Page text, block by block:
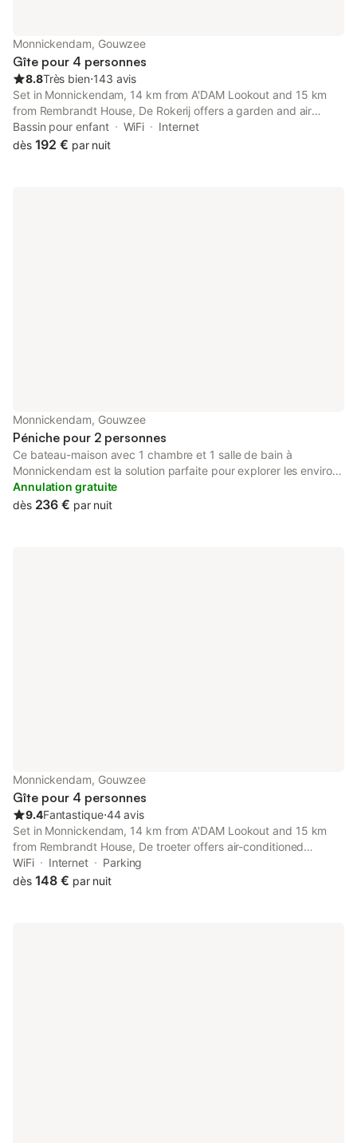
Monnickendam, Gouwzee
Gîte pour 4 personnes
8.8Très bien⋅143 avis
Set in Monnickendam, 14 km from A'DAM Lookout and 15 km
from Rembrandt House, De Rokerij offers a garden and air
conditioning.
Bassin pour enfant WiFi
Internet
dès 192 € par nuit
Monnickendam, Gouwzee
Péniche pour 2 personnes
Ce bateau-maison avec 1 chambre et 1 salle de bain à
Monnickendam est la solution parfaite pour explorer les environs
en toute simplicité. Les amoureux de la nature et du grand air
seront ravis de loger à 5 minutes à pied de Markermeer et à 23
Annulation gratuite
dès 236 € par nuit
Monnickendam, Gouwzee
Gîte pour 4 personnes
9.4Fantastique⋅44 avis
Set in Monnickendam, 14 km from A'DAM Lookout and 15 km
from Rembrandt House, De troeter offers air-conditioned
accommodation with a patio and free WiFi. It is situated 15 km
from Dutch National Opera & Ballet and features bicycle
WiFi Internet
Parking
dès 148 € par nuit